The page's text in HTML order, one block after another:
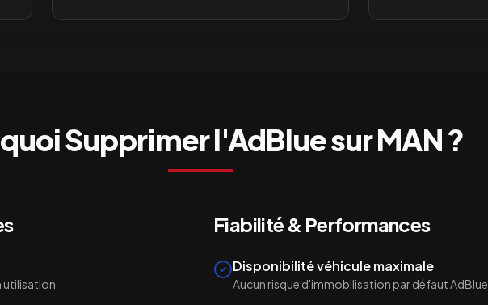
Supprimer l'AdBlue surMAN?
Fiabilité & Performances
Disponibilité véhicule maximale
Aucun risque d'immobilisation par défaut AdBlue